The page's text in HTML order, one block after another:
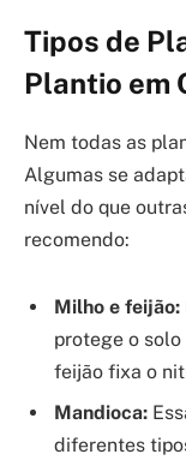
Tipos de
Plantio em
Nem todas as
Algumas se
nível do que
recomendo:
Milho e feijão:
protege o
feijão fixa o
Mandioca:
diferentes